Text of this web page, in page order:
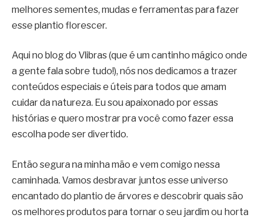
melhores sementes, mudas e ferramentas para fazer
esse plantio florescer.
Aqui no blog do Vlibras (que é um cantinho mágico onde
a gente fala sobre tudo!), nós nos dedicamos a trazer
conteúdos especiais e úteis para todos que amam
cuidar da natureza. Eu sou apaixonado por essas
histórias e quero mostrar pra você como fazer essa
escolha pode ser divertido.
Então segura na minha mão e vem comigo nessa
caminhada. Vamos desbravar juntos esse universo
encantado do plantio de árvores e descobrir quais são
os melhores produtos para tornar o seu jardim ou horta